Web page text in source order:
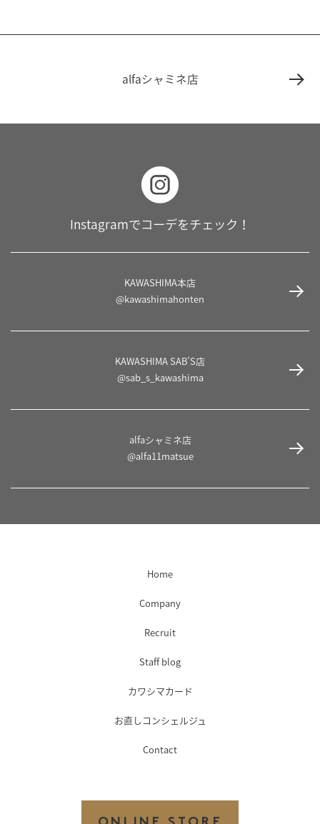
alfaシャミネ店
Instagramでコーデをチェック！
KAWASHIMA本店
@kawashimahonten
KAWASHIMA SAB’S店
@sab_s_kawashima
alfaシャミネ店
@alfa11matsue
Home
Company
Recruit
Staff blog
カワシマカード
お直しコンシェルジュ
Contact